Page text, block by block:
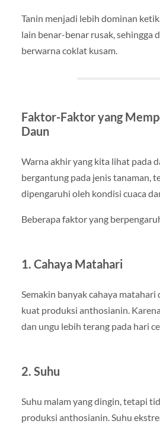
Tanin menjadi lebih dominan
lain benar-benar rusak, sehingga
berwarna coklat kusam.
Faktor-Faktor yang
Daun
Warna akhir yang kita lihat pada
bergantung pada jenis tanaman,
dipengaruhi oleh kondisi cuaca
Beberapa faktor yang
1. Cahaya Matahari
Semakin banyak cahaya matahari
kuat produksi anthosianin.
dan ungu lebih terang pada hari
2. Suhu
Suhu malam yang dingin, tetapi
produksi anthosianin. Suhu